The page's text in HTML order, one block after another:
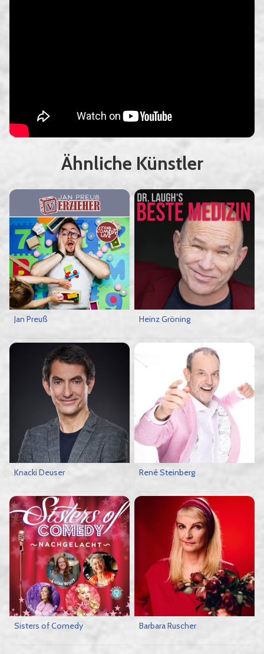
Ähnliche Künstler
Jan Preuß Heinz Gröning
Knacki Deuser René Steinberg
Sisters of Comedy Barbara Ruscher